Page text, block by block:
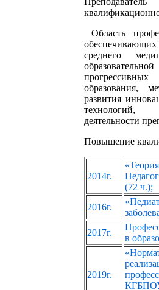
Область
среднего
образования,
развития
технологий,
деятельности
Повышение
2014г.
(72 ч.);
2016г.
2017г.
в
2019г.